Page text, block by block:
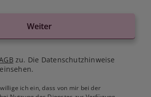
Weiter
zu. Die Datenschutzhinweise
einsehen.
ich ein, dass von mir bei der